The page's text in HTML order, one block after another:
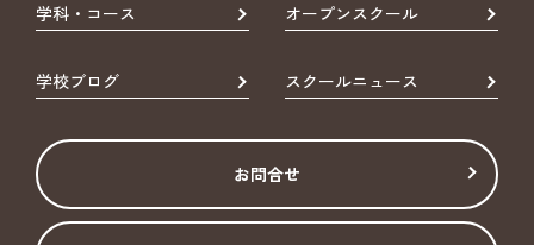
学科・コース オープンスクール
学校ブログ スクールニュース
お問合せ